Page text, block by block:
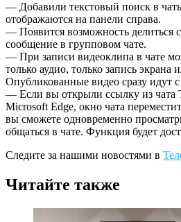
— Добавили текстовый поиск в
отображаются на панели справа.
— Появится возможность делиться
сообщение в групповом чате.
— При записи видеоклипа в чате
только аудио, только запись экрана
Опубликованные видео сразу идут
— Если вы открыли ссылку из чата
Microsoft Edge, окно чата
вы сможете одновременно
общаться в чате. Функция будет
Следите за нашими новостями в
Читайте также